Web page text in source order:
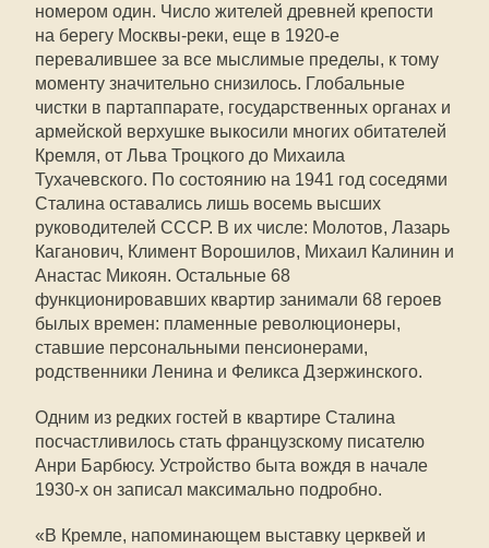
номером один. Число жителей древней крепости
на берегу Москвы-реки, еще в 1920-е
перевалившее за все мыслимые пределы, к тому
моменту значительно снизилось. Глобальные
чистки в партаппарате, государственных органах и
армейской верхушке выкосили многих обитателей
Кремля, от Льва Троцкого до Михаила
Тухачевского. По состоянию на 1941 год соседями
Сталина оставались лишь восемь высших
руководителей СССР. В их числе: Молотов, Лазарь
Каганович, Климент Ворошилов, Михаил Калинин и
Анастас Микоян. Остальные 68
функционировавших квартир занимали 68 героев
былых времен: пламенные революционеры,
ставшие персональными пенсионерами,
родственники Ленина и Феликса Дзержинского.
Одним из редких гостей в квартире Сталина
посчастливилось стать французскому писателю
Анри Барбюсу. Устройство быта вождя в начале
1930-х он записал максимально подробно.
«В Кремле, напоминающем выставку церквей и